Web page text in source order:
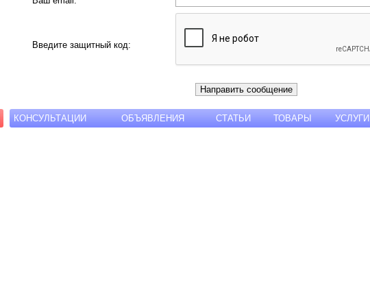
Введите защитный код:
КОНСУЛЬТАЦИИ ОБЪЯВЛЕНИЯ СТАТЬИ ТОВАРЫ УСЛУГИ